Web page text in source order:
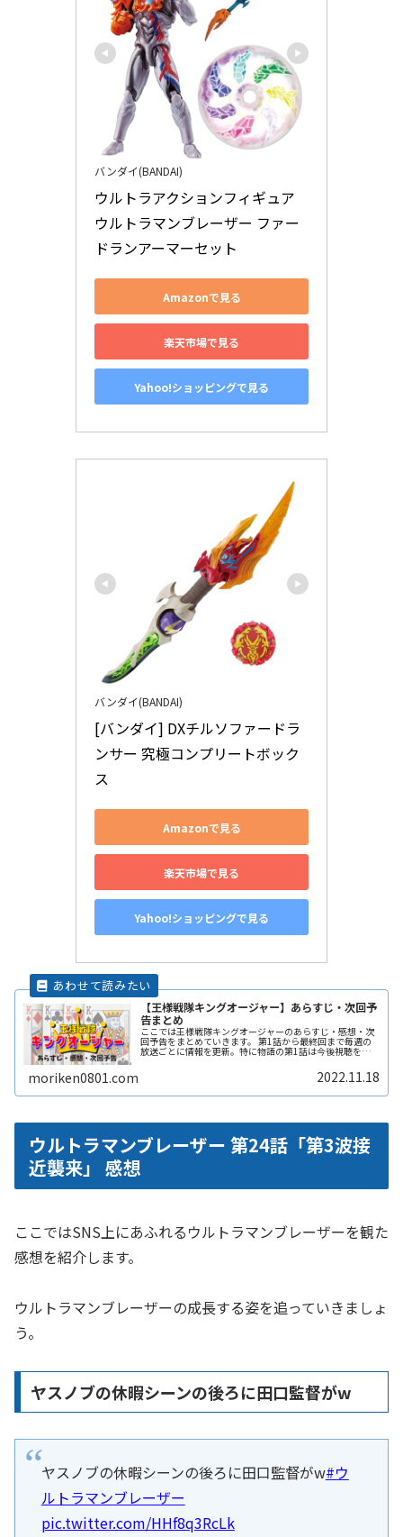
バンダイ(BANDAI)
ウルトラアクションフィギュア
ウルトラマンブレーザー ファー
ドランアーマーセット
Amazonで見る
楽天市場で見る
Yahoo!ショッピングで見る
バンダイ(BANDAI)
[バンダイ] DXチルソファードラ
ンサー 究極コンプリートボック
ス
Amazonで見る
楽天市場で見る
Yahoo!ショッピングで見る
【王様戦隊キングオージャー】あらすじ・次回予
告まとめ
ここでは王様戦隊キングオージャーのあらすじ・感想・次
回予告をまとめていきます。 第1話から最終回まで毎週の
放送ごとに情報を更新。特に物語の第1話は今後視聴を継
moriken0801.com 2022.11.18
ウルトラマンブレーザー 第24話「第3波接
近襲来」 感想
ここではSNS上にあふれるウルトラマンブレーザーを観た
感想を紹介します。
ウルトラマンブレーザーの成長する姿を追っていきましょ
う。
ヤスノブの休暇シーンの後ろに田口監督がw
ヤスノブの休暇シーンの後ろに田口監督がw#ウ
ルトラマンブレーザー
pic.twitter.com/HHf8q3RcLk